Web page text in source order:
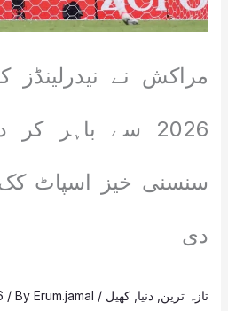
مراکش نے نیدرلینڈز
2026 سے باہر
سنسنی خیز اسپاٹ کک
دی
تازہ ترین دنیا کھیل /
/ ByErum.jamal